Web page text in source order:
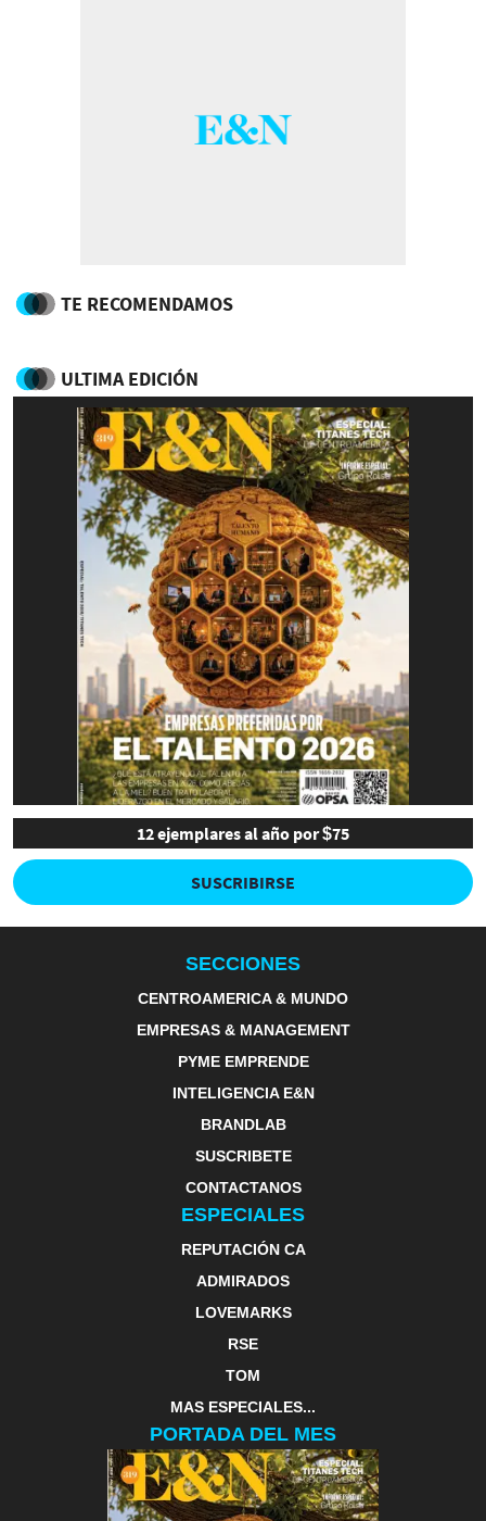
TE RECOMENDAMOS
ULTIMA EDICIÓN
12 ejemplares al año por $75
SUSCRIBIRSE
SECCIONES
CENTROAMERICA & MUNDO
EMPRESAS & MANAGEMENT
PYME EMPRENDE
INTELIGENCIA E&N
BRANDLAB
SUSCRIBETE
CONTACTANOS
ESPECIALES
REPUTACIÓN CA
ADMIRADOS
LOVEMARKS
RSE
TOM
MAS ESPECIALES...
PORTADA DEL MES